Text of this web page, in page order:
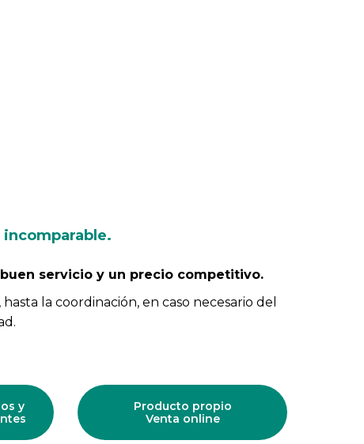
servicio y un precio competitivo.
la coordinación, en caso necesario del
y
Producto propio
Venta online